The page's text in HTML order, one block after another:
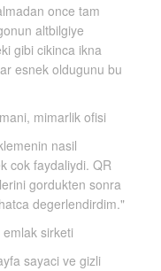
once tam
altbilgiye
gibi cikinca ikna
esnek oldugunu bu
mimarlik ofisi
nasil
cok faydaliydi. QR
gordukten sonra
degerlendirdim."
sirketi
sayaci ve gizli